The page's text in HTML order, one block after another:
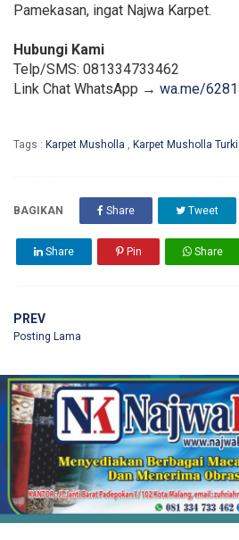
Pamekasan, ingat Najwa Karpet.
Hubungi Kami
Telp/SMS: 081334733462
Link Chat WhatsApp → wa.me/
Tags : Karpet Musholla Karpet Musholla Turki
BAGIKAN Share Tweet
Share Pin Share
PREV
Posting Lama